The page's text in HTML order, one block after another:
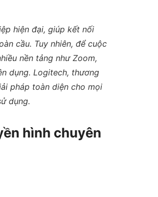
hiện đại, giúp kết nối
cầu. Tuy nhiên, để cuộc
nền tảng như Zoom,
dụng. Logitech, thương
pháp toàn diện cho mọi
dụng.
hình chuyên